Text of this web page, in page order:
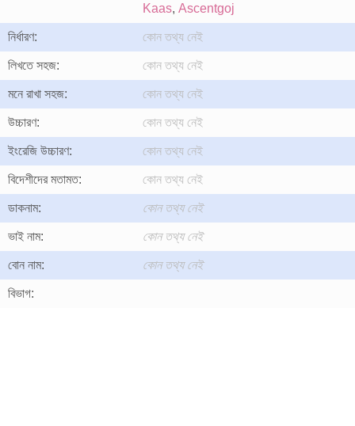
Kaas, Ascentgoj
নির্ধারণ: কোন তথ্য নেই
লিখতে সহজ: কোন তথ্য নেই
মনে রাখা সহজ: কোন তথ্য নেই
উচ্চারণ: কোন তথ্য নেই
ইংরেজি উচ্চারণ: কোন তথ্য নেই
বিদেশীদের মতামত: কোন তথ্য নেই
ডাকনাম: কোন তথ্য নেই
ভাই নাম: কোন তথ্য নেই
বোন নাম: কোন তথ্য নেই
বিভাগ: